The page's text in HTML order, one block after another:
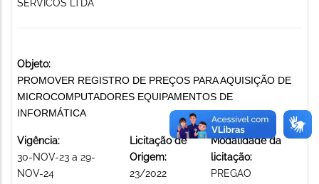
SERVICOS LTDA
Objeto:
PROMOVER REGISTRO DE PREÇOS PARA AQUISIÇÃO DE
MICROCOMPUTADORES EQUIPAMENTOS DE
INFORMÁTICA
Vigência:
30-NOV-23 a 29-
NOV-24
Licitação de
Origem:
23/2022
Modalidade da
licitação:
PREGAO